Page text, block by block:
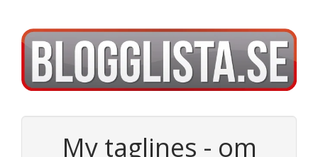
My taglines - om